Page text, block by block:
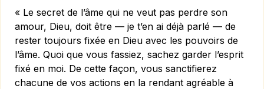
« Le secret de l’âme qui ne veut pas perdre son
amour, Dieu, doit être — je t’en ai déjà parlé — de
rester toujours fixée en Dieu avec les pouvoirs de
l’âme. Quoi que vous fassiez, sachez garder l’esprit
fixé en moi. De cette façon, vous sanctifierez
chacune de vos actions en la rendant agréable à